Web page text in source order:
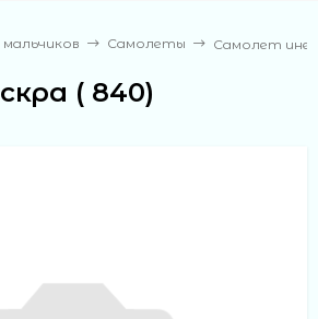
Самолеты Самолет
( 840)